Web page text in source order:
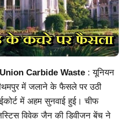
Carbide Waste : यूनियन
में जलाने के फैसले पर उठी
में अहम सुनवाई हुई। चीफ
विवेक जैन की डिवीजन बेंच ने